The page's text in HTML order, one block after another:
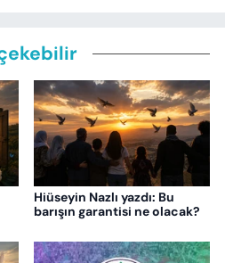
Hiüseyin Nazlı yazdı: Bu
barışın garantisi ne olacak?